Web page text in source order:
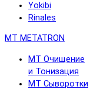
Yokibi
Rinales
MT METATRON
MT Очищение
и Тонизация
MT Сыворотки